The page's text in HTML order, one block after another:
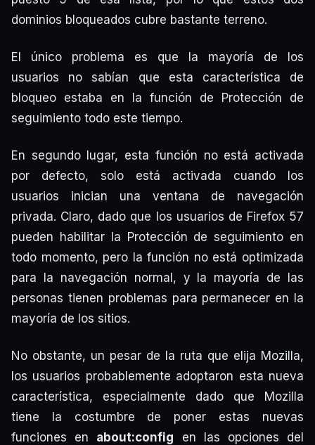
dominios bloqueados cubre bastante terreno.
El único problema es que la mayoría de los
usuarios no sabían que esta característica de
bloqueo estaba en la función de Protección de
seguimiento todo este tiempo.
En segundo lugar, esta función no está activada
por defecto, solo está activada cuando los
usuarios inician una ventana de navegación
privada. Claro, dado que los usuarios de Firefox 57
pueden habilitar la Protección de seguimiento en
todo momento, pero la función no está optimizada
para la navegación normal, y la mayoría de las
personas tienen problemas para permanecer en la
mayoría de los sitios.
No obstante, un pesar de la ruta que elija Mozilla,
los usuarios probablemente adoptaron esta nueva
característica, especialmente dado que Mozilla
tiene la costumbre de poner estas nuevas
funciones en about:config en las opciones del